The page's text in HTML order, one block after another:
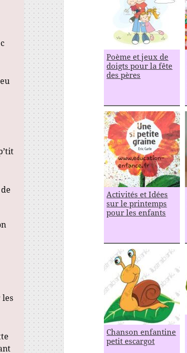
les
Poème et jeux de
doigts pour la fête
des pères
Activités et Idées
sur le printemps
pour les enfants
Chanson enfantine
petit escargot